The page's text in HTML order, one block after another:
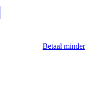
Betaal minder